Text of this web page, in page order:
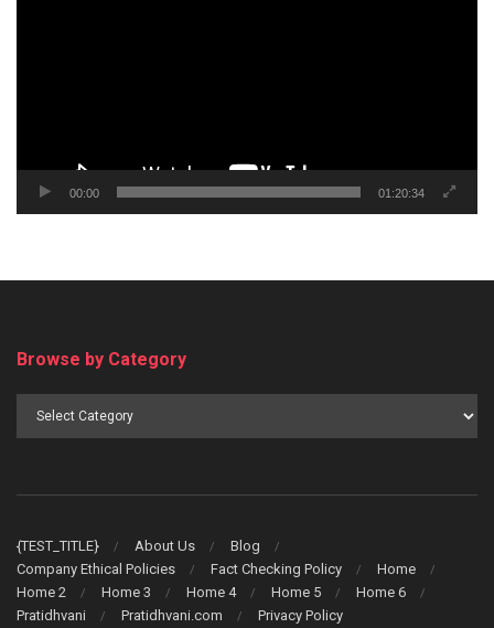
00:00 01:20:34
Browse by Category
Browse
{TEST_TITLE} About Us
Blog
Company Ethical Policies
Fact Checking Policy
Home
Home 2
Home 3 Home 4 Home 5
Home 6
Pratidhvani
Pratidhvani.com Privacy Policy